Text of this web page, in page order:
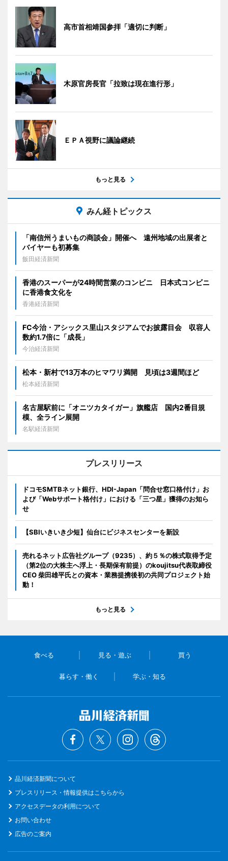
高市首相靖国参拝「適切に判断」
木原官房長官「拉致は現在進行形」
ＥＰＡ視野に議論継続
もっと見る
みん経トピックス
「南信州うまいもの商談会」開催へ 遠州地域の出展者と
バイヤーも初募集
飯田経済新聞
香港のスーパーが24時間営業のコンビニ 日本式コンビニ
に香港食文化を
香港経済新聞
FC今治・アシックス里山スタジアムでお披露目会 収容人
数約1.7倍に「成長」
今治経済新聞
松本・新村で13万本のヒマワリ満開 見頃は3週間ほど
松本経済新聞
名古屋駅前に「オニツカタイガー」旗艦店 国内2番目規
模、全ライン展開
名駅経済新聞
プレスリリース
ドコモSMTBネット銀行、HDI-Japan「問合せ窓口格付け」お
よび「Webサポート格付け」における「三つ星」獲得のお知ら
せ
【SBIいきいき少短】仙台にビジネスセンターを新設
売れるネット広告社グループ（9235）、約５％の株式取得予定
（第2位の大株主へ浮上・長期保有前提）のkoujitsu代表取締役
CEO 柴田雄平氏との資本・業務提携後初の共同プロジェクト始
動！
もっと見る
食べる 見る・遊ぶ 買う
暮らす・働く 学ぶ・知る
品川経済新聞について
プレスリリース・情報提供はこちらから
アクセスデータの利用について
お問い合わせ
広告のご案内